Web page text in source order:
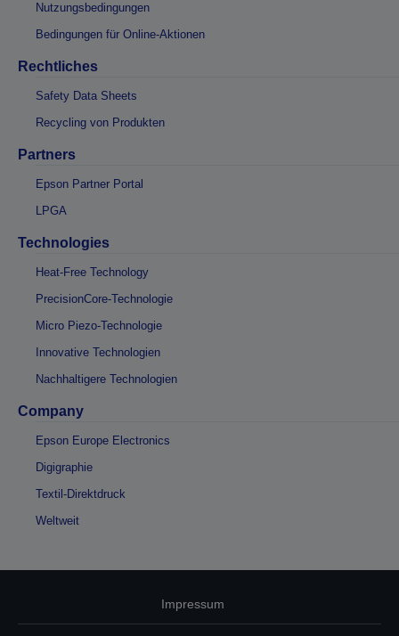
Nutzungsbedingungen
Bedingungen für Online-Aktionen
Rechtliches
Safety Data Sheets
Recycling von Produkten
Partners
Epson Partner Portal
LPGA
Technologies
Heat-Free Technology
PrecisionCore-Technologie
Micro Piezo-Technologie
Innovative Technologien
Nachhaltigere Technologien
Company
Epson Europe Electronics
Digigraphie
Textil-Direktdruck
Weltweit
Impressum